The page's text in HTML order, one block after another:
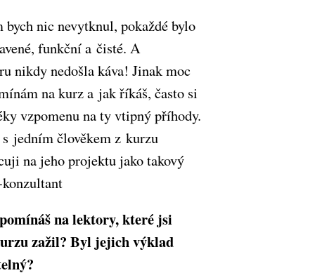
bych nic nevytknul, pokaždé bylo
funkční a čisté. A
nikdy nedošla káva! Jinak moc
na kurz a jak říkáš, často si
vzpomenu na ty vtipný příhody.
jedním člověkem z kurzu
na jeho projektu jako takový
na lektory, které jsi
zažil? Byl jejich výklad